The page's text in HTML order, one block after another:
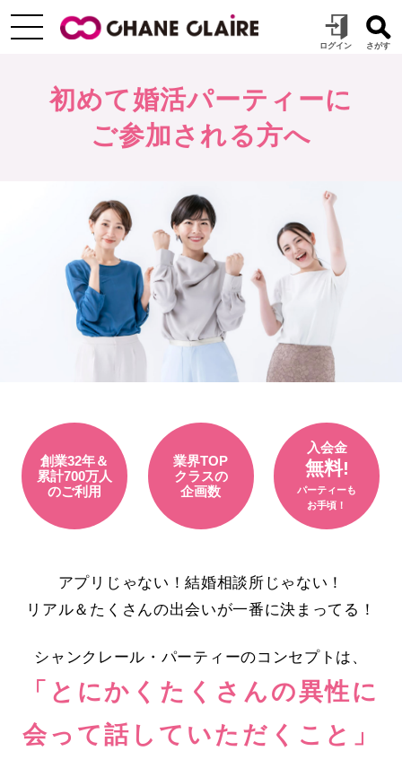
初めて婚活パーティーに
ご参加される方へ
創業32年＆
累計700万人
のご利用
業界TOP
クラスの
企画数
入会金
無料!
パーティーも
お手頃！
アプリじゃない！結婚相談所じゃない！
リアル＆たくさんの出会いが一番に決まってる！
シャンクレール・パーティーのコンセプトは、
「とにかくたくさんの異性に
会って話していただくこと」